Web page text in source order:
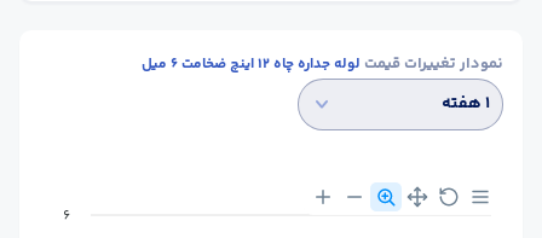
نمودار تغییرات قیمت لوله جداره چاه 12 اینچ ضخامت 6 میل
۱ هفته
6